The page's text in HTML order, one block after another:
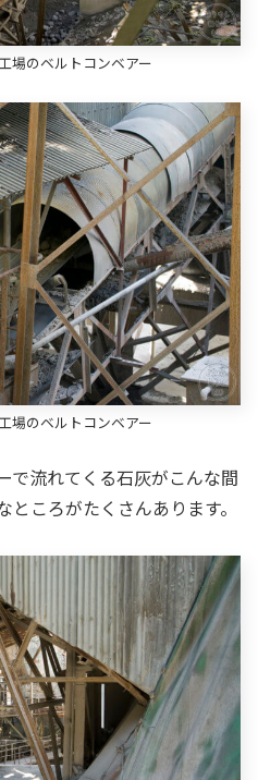
場のベルトコンベアー
場のベルトコンベアー
で流れてくる石灰がこんな間
ころがたくさんあります。